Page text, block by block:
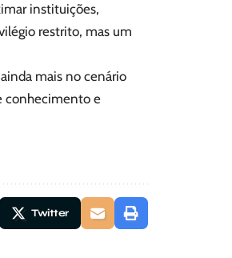
instituições,
restrito, mas um
mais no cenário
conhecimento e
Twitter